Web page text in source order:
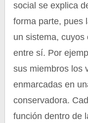
social se explica
forma parte, pues
un sistema,
entre sí. Por
sus miembros los
enmarcadas en
conservadora.
función dentro de